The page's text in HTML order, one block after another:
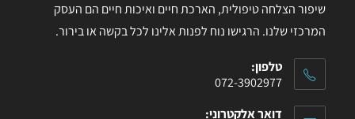
שיפור הצלחה טיפולית, הארכת חיים ואיכות חיים הם העסק
המרכזי שלנו. הרגישו נוח לפנות אלינו לכל בקשה או בירור.
טלפון:
072-3902977
דואר אלקטרוני: